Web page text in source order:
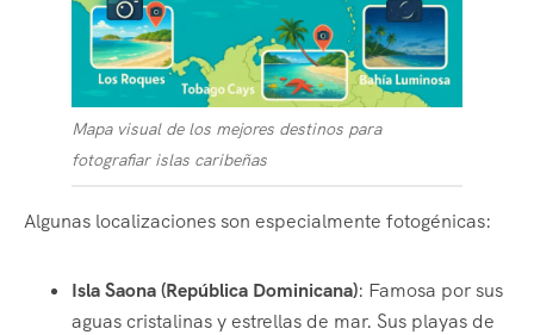
Mapa visual de los mejores destinos para
fotografiar islas caribeñas
Algunas localizaciones son especialmente fotogénicas:
Isla Saona (República Dominicana): Famosa por sus
aguas cristalinas y estrellas de mar. Sus playas de